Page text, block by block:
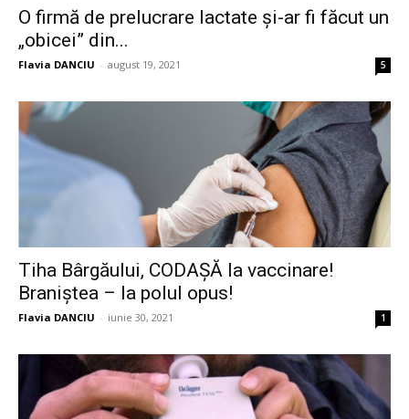
O firmă de prelucrare lactate și-ar fi făcut un
„obicei” din...
Flavia DANCIU - august 19, 2021 5
Tiha Bârgăului, CODAȘĂ la vaccinare!
Braniștea – la polul opus!
Flavia DANCIU - iunie 30, 2021 1